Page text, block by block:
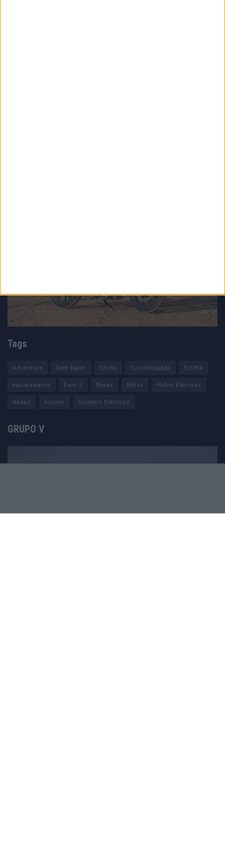
Tags
Adventure Cafe Racer China Customização EICMA
equipamento Euro 5 Motas Motos Motos Elétricas
Naked scooter Scooters Elétricas
GRUPO V